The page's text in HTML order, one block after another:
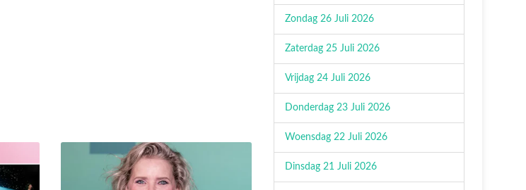
Zondag 26 Juli 2026
Zaterdag 25 Juli 2026
Vrijdag 24 Juli 2026
Donderdag 23 Juli 2026
Woensdag 22 Juli 2026
Dinsdag 21 Juli 2026